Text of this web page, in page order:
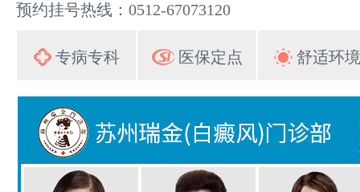
预约挂号热线：0512-67073120
专病专科 医保定点 舒适环境